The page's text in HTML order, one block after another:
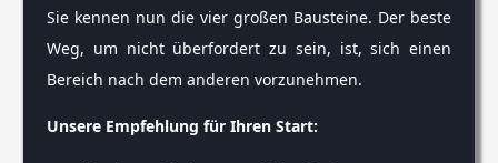
Sie kennen nun die vier großen Bausteine. Der beste
Weg, um nicht überfordert zu sein, ist, sich einen
Bereich nach dem anderen vorzunehmen.
Unsere Empfehlung für Ihren Start: